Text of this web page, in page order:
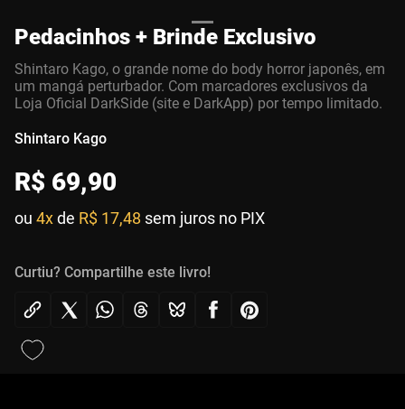
Pedacinhos + Brinde Exclusivo
Shintaro Kago, o grande nome do body horror japonês, em
um mangá perturbador. Com marcadores exclusivos da
Loja Oficial DarkSide (site e DarkApp) por tempo limitado.
Shintaro Kago
R$ 69,90
ou 4xde R$ 17,48 sem juros no PIX
Curtiu? Compartilhe este livro!